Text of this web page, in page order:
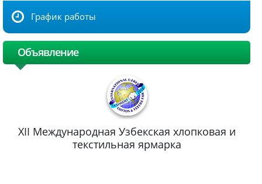
График работы
Объявление
XII Международная Узбекская хлопковая и
текстильная ярмарка